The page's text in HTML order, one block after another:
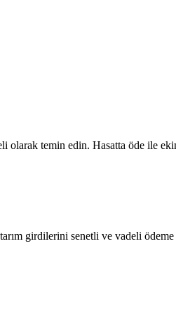
temin edin. Hasatta öde ile ekim
girdilerini senetli ve vadeli